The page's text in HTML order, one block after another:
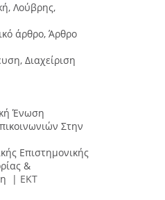
Λούβρης,
άρθρο, Άρθρο
Διαχείριση
Ένωση
Στην
Επιστημονικής
&
| ΕΚΤ